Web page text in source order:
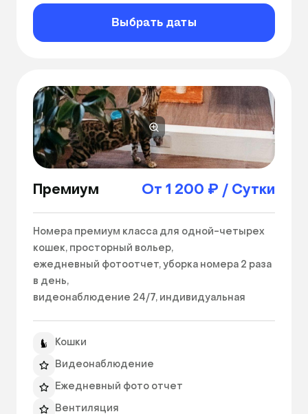
Высота номера: 1000ₘ
Видеонаблюдение
Наполнитель для туалета
Сухой корм
Выбрать даты
Премиум От 1 200 ₽ / Сутки
Номера премиум класса для одной-четырех
кошек, просторный вольер,
ежедневный фотоотчет, уборка номера 2 раза
в день,
видеонаблюдение 24/7, индивидуальная
рублей в день.
Кошки
Видеонаблюдение
Ежедневный фото отчет
Вентиляция